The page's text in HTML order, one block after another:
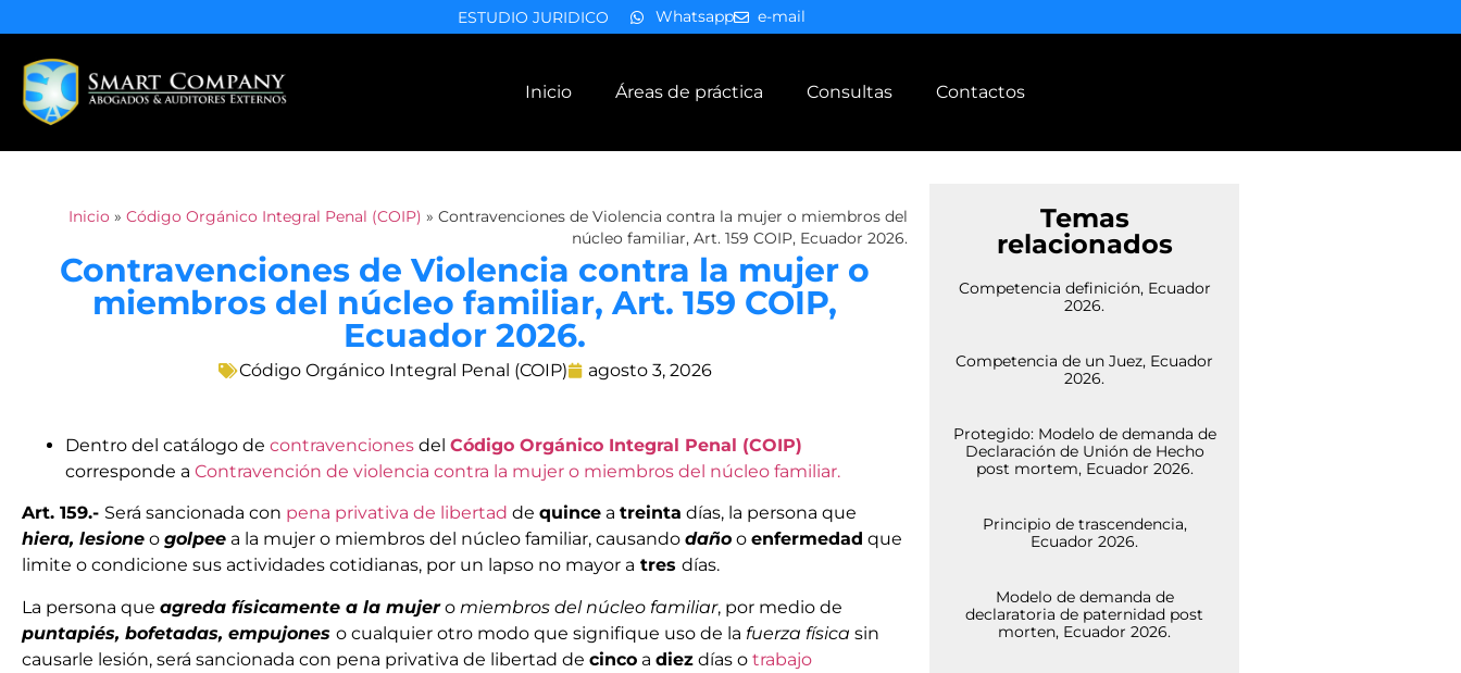
ESTUDIO JURIDICO Whatsapp e-mail
Inicio Áreas de práctica Consultas Contactos
Inicio » Código Orgánico Integral Penal (COIP) » Contravenciones de Violencia contra la mujer o miembros del
núcleo familiar, Art. 159 COIP, Ecuador 2026.
Contravenciones de Violencia contra la mujer o
miembros del núcleo familiar, Art. 159 COIP,
Ecuador 2026.
Código Orgánico Integral Penal (COIP) agosto 3, 2026
Dentro del catálogo de contravenciones del Código Orgánico Integral Penal (COIP)
corresponde a Contravención de violencia contra la mujer o miembros del núcleo familiar.
Art. 159.- Será sancionada con pena privativa de libertad de quince a treinta días, la persona que
hiera, lesione o golpee a la mujer o miembros del núcleo familiar, causando daño o enfermedad que
limite o condicione sus actividades cotidianas, por un lapso no mayor a tres días.
La persona que agreda físicamente a la mujero miembros del núcleo familiar, por medio de
puntapiés, bofetadas, empujones o cualquier otro modo que signifique uso de la fuerza física sin
causarle lesión, será sancionada con pena privativa de libertad de cinco a diez días o trabajo
Temas
relacionados
Competencia definición, Ecuador
2026.
Competencia de un Juez, Ecuador
2026.
Protegido: Modelo de demanda de
Declaración de Unión de Hecho
post mortem, Ecuador 2026.
Principio de trascendencia,
Ecuador 2026.
Modelo de demanda de
declaratoria de paternidad post
morten, Ecuador 2026.